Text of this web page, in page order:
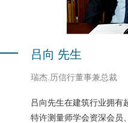
吕向 先生
瑞杰.历信行董事兼总裁
吕向先生在建筑行业拥有
特许测量师学会资深会员